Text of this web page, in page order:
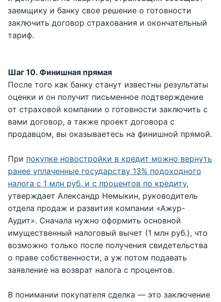
заемщику и банку свое решение о готовности
заключить договор страхования и окончательный
тариф.
Шаг 10. Финишная прямая
После того как банку станут известны результаты
оценки и он получит письменное подтверждение
от страховой компании о готовности заключить с
вами договор, а также проект договора с
продавцом, вы оказываетесь на финишной прямой.
При покупке новостройки в кредит можно вернуть
ранее уплаченные государству 13% подоходного
налога с 1 млн руб. и с процентов по кредиту,
утверждает Александр Немыкин, руководитель
отдела продаж и развития компании «Ажур-
Аудит». Сначала нужно оформить основной
имущественный налоговый вычет (1 млн руб.), что
возможно только после получения свидетельства
о праве собственности, а уж потом подавать
заявление на возврат налога с процентов.
В понимании покупателя сделка — это заключение